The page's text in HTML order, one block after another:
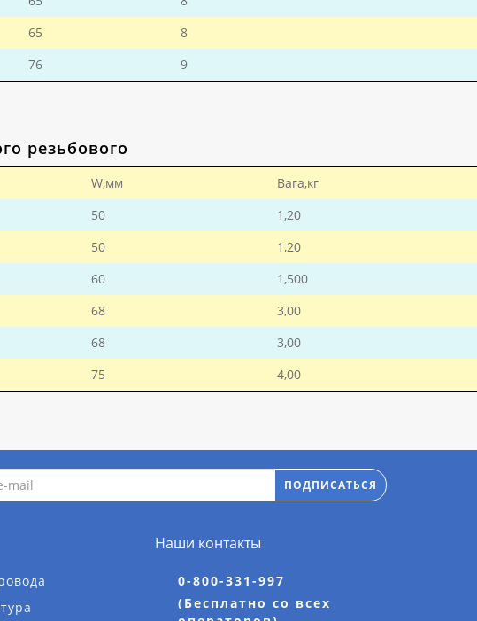
65
8
76 9
резьбового
W,мм
Вага,кг
50
1,20
50
1,20
60
1,500
68
3,00
68
3,00
75 4,00
ПОДПИСАТЬСЯ
Наши контакты
0-800-331-997
(Бесплатно со всех